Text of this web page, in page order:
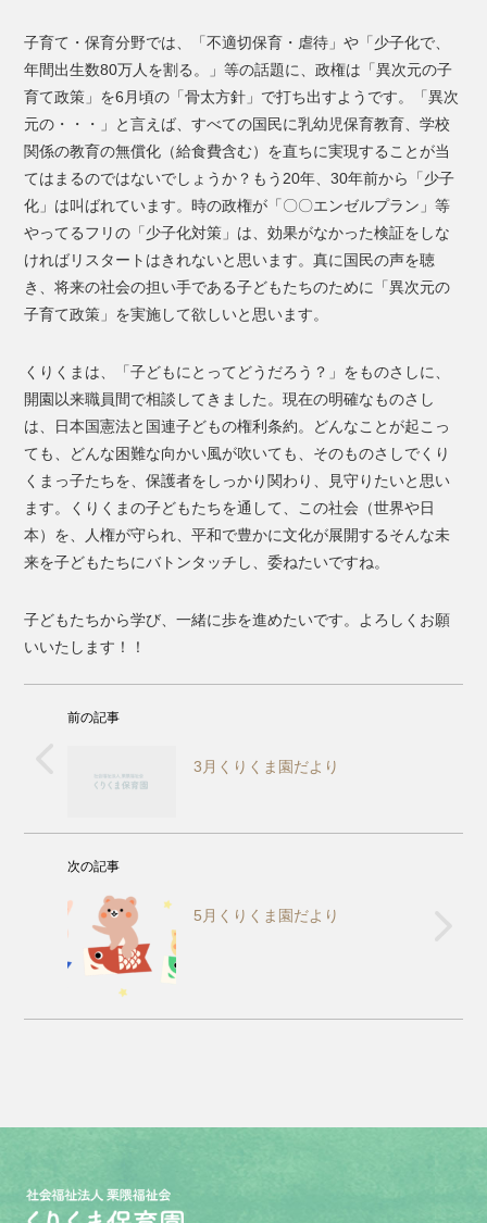
子育て・保育分野では、「不適切保育・虐待」や「少子化で、
年間出生数80万人を割る。」等の話題に、政権は「異次元の子
育て政策」を6月頃の「骨太方針」で打ち出すようです。「異次
元の・・・」と言えば、すべての国民に乳幼児保育教育、学校
関係の教育の無償化（給食費含む）を直ちに実現することが当
てはまるのではないでしょうか？もう20年、30年前から「少子
化」は叫ばれています。時の政権が「〇〇エンゼルプラン」等
やってるフリの「少子化対策」は、効果がなかった検証をしな
ければリスタートはきれないと思います。真に国民の声を聴
き、将来の社会の担い手である子どもたちのために「異次元の
子育て政策」を実施して欲しいと思います。
くりくまは、「子どもにとってどうだろう？」をものさしに、
開園以来職員間で相談してきました。現在の明確なものさし
は、日本国憲法と国連子どもの権利条約。どんなことが起こっ
ても、どんな困難な向かい風が吹いても、そのものさしでくり
くまっ子たちを、保護者をしっかり関わり、見守りたいと思い
ます。くりくまの子どもたちを通して、この社会（世界や日
本）を、人権が守られ、平和で豊かに文化が展開するそんな未
来を子どもたちにバトンタッチし、委ねたいですね。
子どもたちから学び、一緒に歩を進めたいです。よろしくお願
いいたします！！
前の記事
3月くりくま園だより
次の記事
5月くりくま園だより